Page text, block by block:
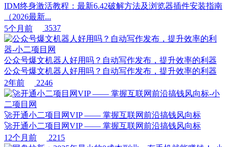
IDM终身激活教程：最新6.42破解方法及浏览器插件安装指南
（2026最新...
5个月前
3537
公众号爆文机器人好用吗？自动写作发布，提升效率的利器
公众号爆文机器人好用吗？自动写作发布，提升效率的利器
2年前
2246
🚀开通小二项目网VIP —— 掌握互联网前沿搞钱风向标
🚀开通小二项目网VIP —— 掌握互联网前沿搞钱风向标
12个月前
2215